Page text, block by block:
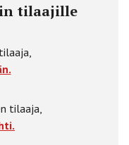
tilaajille
tilaaja,